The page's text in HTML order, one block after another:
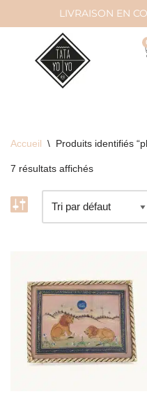
contenu
LIVRAISON EN
Accueil \ Produits identifiés
7 résultats affichés